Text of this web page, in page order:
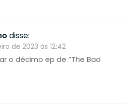
disse:
de 2023 às 12:42
o décimo ep de “The Bad